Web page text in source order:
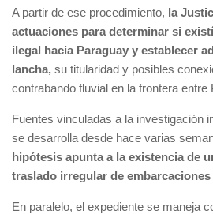
A partir de ese procedimiento, la
actuaciones para determinar si
ilegal hacia Paraguay y establecer
lancha, su titularidad y posibles
contrabando fluvial en la frontera
Fuentes vinculadas a la investigación
se desarrolla desde hace varias
hipótesis apunta a la existencia de
traslado irregular de
En paralelo, el expediente se maneja